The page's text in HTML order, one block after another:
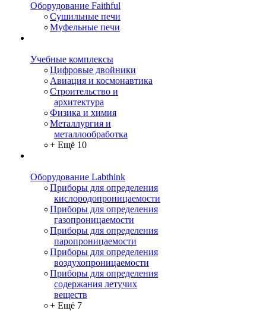
Оборудование Faithful
Сушильные печи
Муфельные печи
Учебные комплексы
Цифровые двойники
Авиация и космонавтика
Строительство и
архитектура
Физика и химия
Металлургия и
металлообработка
+ Ещё 10
Оборудование Labthink
Приборы для определения
кислородопроницаемости
Приборы для определения
газопроницаемости
Приборы для определения
паропроницаемости
Приборы для определения
воздухопроницаемости
Приборы для определения
содержания летучих
веществ
+ Ещё 7